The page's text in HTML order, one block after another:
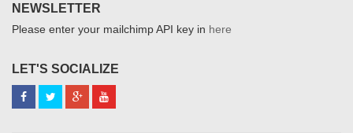
NEWSLETTER
Please enter your mailchimp API key in here
LET'S SOCIALIZE